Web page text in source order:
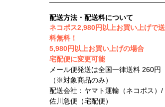
配送方法・配送料について
ネコポス2,980円以上お買い上げで送
料無料！
5,980円以上お買い上げの場合
宅配便に変更可能
メール便発送は全国一律送料 260円
（※対象商品のみ）
配送会社：ヤマト運輸（ネコポス）/
佐川急便（宅配便）